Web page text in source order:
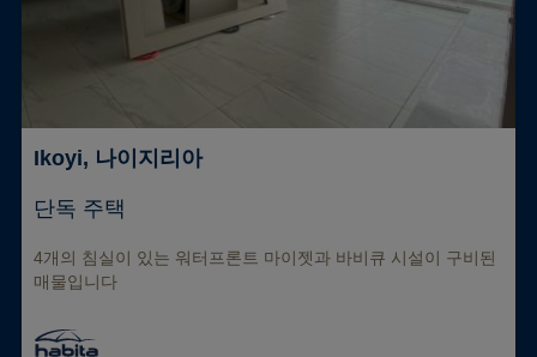
Ikoyi, 나이지리아
단독 주택
4개의 침실이 있는 워터프론트 마이젯과 바비큐 시설이 구비된
매물입니다